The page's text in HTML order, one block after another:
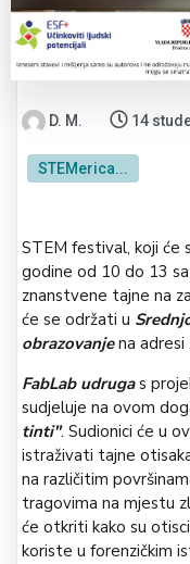
D. M. 14
STEMerica...
STEM festival, koji će
godine od 10 do 13
znanstvene tajne na
će se održati u
obrazovanjena adresi
FabLab udrugas
sudjeluje na ovom
tinti". Sudionici će u
istraživati tajne
na različitim
tragovima na mjestu
će otkriti kako su
koriste u forenzičkim